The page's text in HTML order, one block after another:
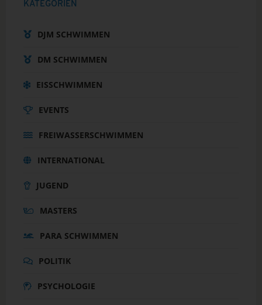
KATEGORIEN
DJM SCHWIMMEN
DM SCHWIMMEN
EISSCHWIMMEN
EVENTS
FREIWASSERSCHWIMMEN
INTERNATIONAL
JUGEND
MASTERS
PARA SCHWIMMEN
POLITIK
PSYCHOLOGIE